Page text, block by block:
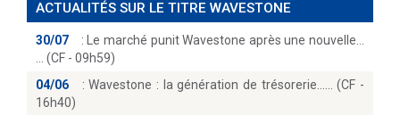
ACTUALITÉS SUR LE TITRE WAVESTONE
30/07 :
Le marché punit Wavestone après une nouvelle...
(CF - 09h59)
04/06
:Wavestone : la génération de trésorerie...… (CF -
16h40)